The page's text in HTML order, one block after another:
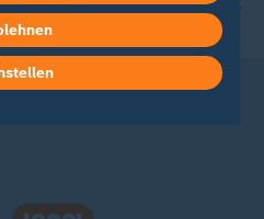
du in unserer